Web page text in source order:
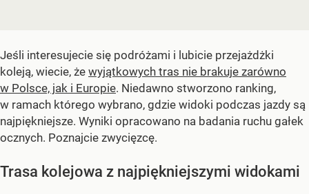
Jeśli interesujecie się podróżami i lubicie przejażdżki
koleją, wiecie, że wyjątkowych tras nie brakuje zarówno
w Polsce, jak i Europie. Niedawno stworzono ranking,
w ramach którego wybrano, gdzie widoki podczas jazdy są
najpiękniejsze. Wyniki opracowano na badania ruchu gałek
ocznych. Poznajcie zwycięzcę.
Trasa kolejowa z najpiękniejszymi widokami